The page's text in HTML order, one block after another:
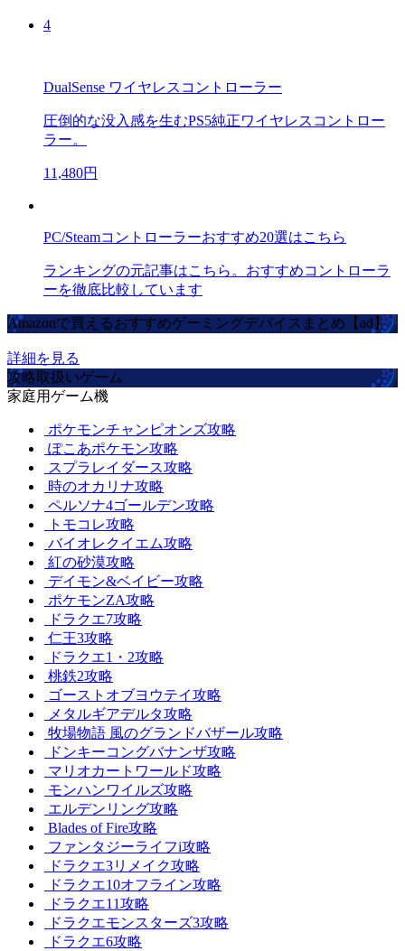
4
DualSense ワイヤレスコントローラー
圧倒的な没入感を生むPS5純正ワイヤレスコントロー
ラー。
11,480円
PC/Steamコントローラーおすすめ20選はこちら
ランキングの元記事はこちら。おすすめコントローラ
ーを徹底比較しています
Amazonで買えるおすすめゲーミングデバイスまとめ【ad】
詳細を見る
攻略取扱いゲーム
家庭用ゲーム機
ポケモンチャンピオンズ攻略
ぽこあポケモン攻略
スプラレイダース攻略
時のオカリナ攻略
ペルソナ4ゴールデン攻略
トモコレ攻略
バイオレクイエム攻略
紅の砂漠攻略
デイモン&ベイビー攻略
ポケモンZA攻略
ドラクエ7攻略
仁王3攻略
ドラクエ1・2攻略
桃鉄2攻略
ゴーストオブヨウテイ攻略
メタルギアデルタ攻略
牧場物語 風のグランドバザール攻略
ドンキーコングバナンザ攻略
マリオカートワールド攻略
モンハンワイルズ攻略
エルデンリング攻略
Blades of Fire攻略
ファンタジーライフi攻略
ドラクエ3リメイク攻略
ドラクエ10オフライン攻略
ドラクエ11攻略
ドラクエモンスターズ3攻略
ドラクエ6攻略